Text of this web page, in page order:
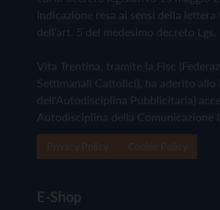
Indicazione resa ai sensi della lettera
dell'art. 5 del medesimo decreto Lgs.
Vita Trentina, tramite la Fisc
Settimanali Cattolici), ha aderito allo
dell'Autodisciplina Pubblicitaria)
Autodisciplina della Comunicazione
E-Shop